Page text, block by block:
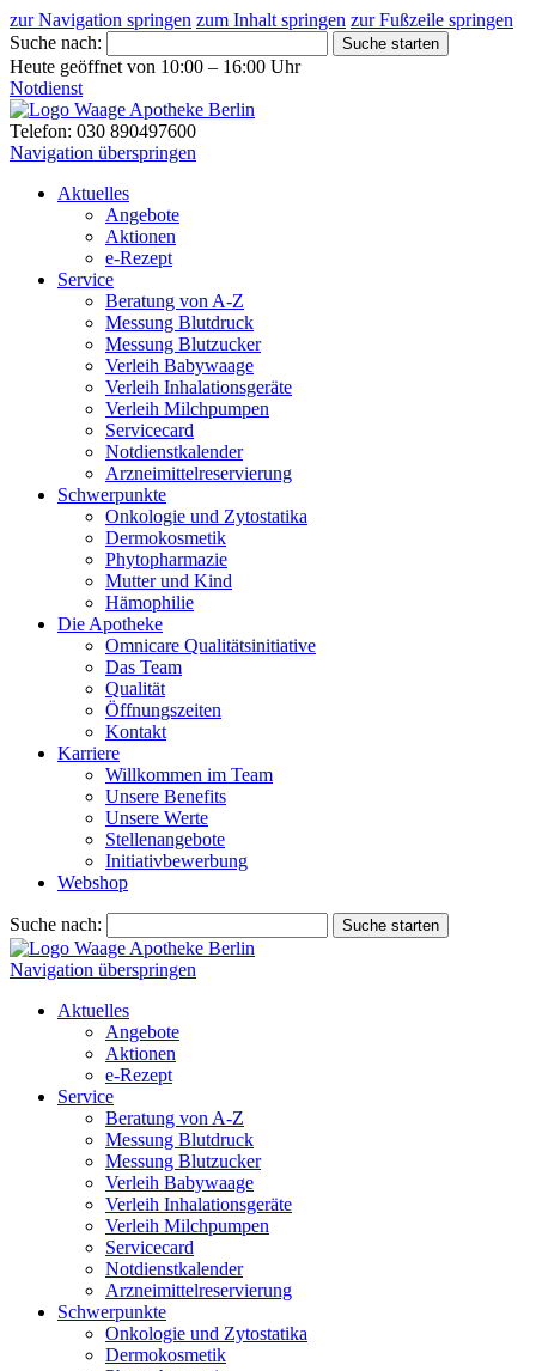
zur Navigation springen zum Inhalt springen zur Fußzeile springen
Suche nach:
Suche starten
Heute geöffnet von 10:00 – 16:00 Uhr
Notdienst
Telefon: 030 890497600
Navigation überspringen
Aktuelles
Angebote
Aktionen
e-Rezept
Service
Beratung von A-Z
Messung Blutdruck
Messung Blutzucker
Verleih Babywaage
Verleih Inhalationsgeräte
Verleih Milchpumpen
Servicecard
Notdienstkalender
Arzneimittelreservierung
Schwerpunkte
Onkologie und Zytostatika
Dermokosmetik
Phytopharmazie
Mutter und Kind
Hämophilie
Die Apotheke
Omnicare Qualitätsinitiative
Das Team
Qualität
Öffnungszeiten
Kontakt
Karriere
Willkommen im Team
Unsere Benefits
Unsere Werte
Stellenangebote
Initiativbewerbung
Webshop
Suche nach: Suche starten
Navigation überspringen
Aktuelles
Angebote
Aktionen
e-Rezept
Service
Beratung von A-Z
Messung Blutdruck
Messung Blutzucker
Verleih Babywaage
Verleih Inhalationsgeräte
Verleih Milchpumpen
Servicecard
Notdienstkalender
Arzneimittelreservierung
Schwerpunkte
Onkologie und Zytostatika
Dermokosmetik